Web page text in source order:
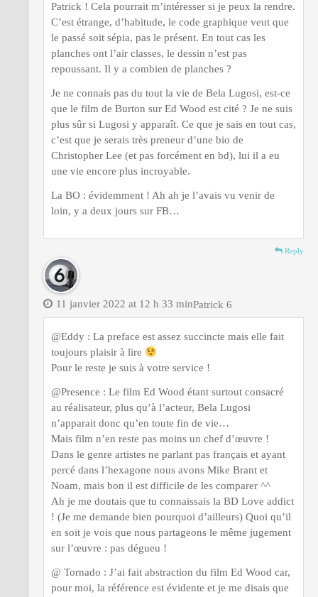
Patrick ! Cela pourrait m’intéresser si je peux la rendre.
C’est étrange, d’habitude, le code graphique veut que
le passé soit sépia, pas le présent. En tout cas les
planches ont l’air classes, le dessin n’est pas
repoussant. Il y a combien de planches ?
Je ne connais pas du tout la vie de Bela Lugosi, est-ce
que le film de Burton sur Ed Wood est cité ? Je ne suis
plus sûr si Lugosi y apparaît. Ce que je sais en tout cas,
c’est que je serais très preneur d’une bio de
Christopher Lee (et pas forcément en bd), lui il a eu
une vie encore plus incroyable.
La BO : évidemment ! Ah ah je l’avais vu venir de
loin, y a deux jours sur FB…
Reply
Patrick 6
11 janvier 2022 at 12 h 33 min
@Eddy : La preface est assez succincte mais elle fait
toujours plaisir à lire
Pour le reste je suis à votre service !
@Presence : Le film Ed Wood étant surtout consacré
au réalisateur, plus qu’à l’acteur, Bela Lugosi
n’apparait donc qu’en toute fin de vie…
Mais film n’en reste pas moins un chef d’œuvre !
Dans le genre artistes ne parlant pas français et ayant
percé dans l’hexagone nous avons Mike Brant et
Noam, mais bon il est difficile de les comparer ^^
Ah je me doutais que tu connaissais la BD Love addict
! (Je me demande bien pourquoi d’ailleurs) Quoi qu’il
en soit je vois que nous partageons le même jugement
sur l’œuvre : pas dégueu !
@ Tornado : J’ai fait abstraction du film Ed Wood car,
pour moi, la référence est évidente et je me disais que